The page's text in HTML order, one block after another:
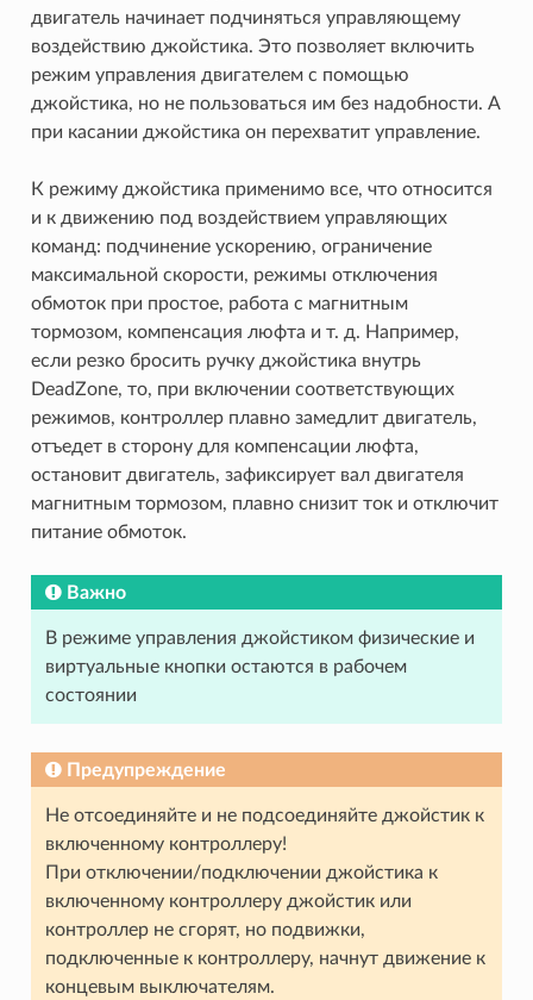
двигатель начинает подчиняться управляющему
воздействию джойстика. Это позволяет включить
режим управления двигателем с помощью
джойстика, но не пользоваться им без надобности. А
при касании джойстика он перехватит управление.
К режиму джойстика применимо все, что относится
и к движению под воздействием управляющих
команд: подчинение ускорению, ограничение
максимальной скорости, режимы отключения
обмоток при простое, работа с магнитным
тормозом, компенсация люфта и т. д. Например,
если резко бросить ручку джойстика внутрь
DeadZone, то, при включении соответствующих
режимов, контроллер плавно замедлит двигатель,
отъедет в сторону для компенсации люфта,
остановит двигатель, зафиксирует вал двигателя
магнитным тормозом, плавно снизит ток и отключит
питание обмоток.
Важно
В режиме управления джойстиком физические и
виртуальные кнопки остаются в рабочем
состоянии
Предупреждение
Не отсоединяйте и не подсоединяйте джойстик к
включенному контроллеру!
При отключении/подключении джойстика к
включенному контроллеру джойстик или
контроллер не сгорят, но подвижки,
подключенные к контроллеру, начнут движение к
концевым выключателям.